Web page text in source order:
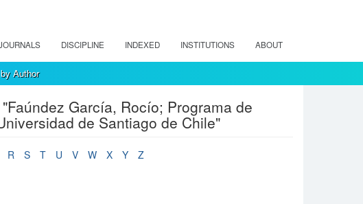
DISCIPLINE INDEXED INSTITUTIONS ABOUT
Author
García, Rocío; Programa de
de Santiago de Chile"
R S T U V W X Y
Z